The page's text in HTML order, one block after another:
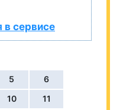
в сервисе
5
6
10
11